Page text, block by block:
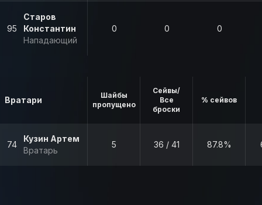
95
Старов
Константин
Нападающий
0 0 0
Вратари
Шайбы
пропущено
Сейвы/
Все
броски
% сейвов
74
Кузин Артем
Вратарь
5 36 / 41 87.8%